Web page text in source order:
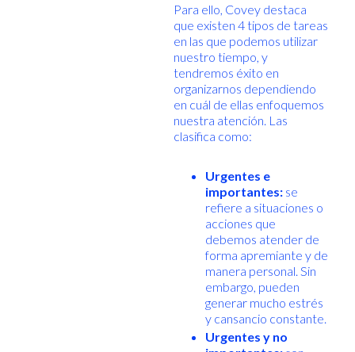
Para ello, Covey destaca
que existen 4 tipos de tareas
en las que podemos utilizar
nuestro tiempo, y
tendremos éxito en
organizarnos dependiendo
en cuál de ellas enfoquemos
nuestra atención. Las
clasifica como:
Urgentes e
importantes:se
refiere a situaciones o
acciones que
debemos atender de
forma apremiante y de
manera personal. Sin
embargo, pueden
generar mucho estrés
y cansancio constante.
Urgentes y no